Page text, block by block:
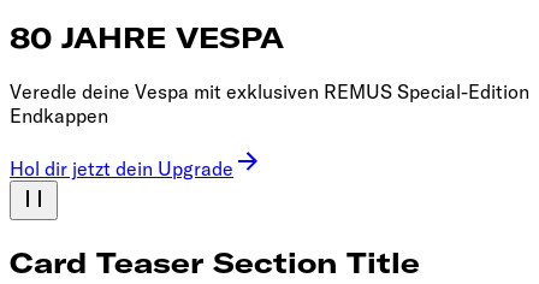
80 JAHRE VESPA
Veredle deine Vespa mit exklusiven REMUS Special-Edition
Endkappen
Hol dir jetzt dein Upgrade
Card Teaser Section Title